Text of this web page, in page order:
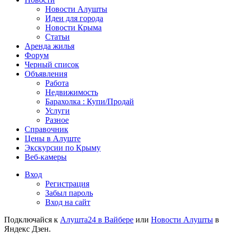
Новости Алушты
Идеи для города
Новости Крыма
Статьи
Аренда жилья
Форум
Черный список
Объявления
Работа
Недвижимость
Барахолка : Купи/Продай
Услуги
Разное
Справочник
Цены в Алуште
Экскурсии по Крыму
Веб-камеры
Вход
Регистрация
Забыл пароль
Вход на сайт
Подключайся к Алушта24 в Вайбере или Новости Алушты в
Яндекс Дзен.